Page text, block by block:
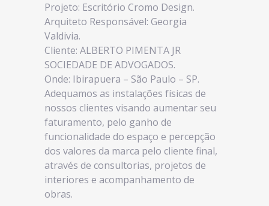
Projeto: Escritório Cromo Design.
Arquiteto Responsável: Georgia
Valdivia.
Cliente: ALBERTO PIMENTA JR
SOCIEDADE DE ADVOGADOS.
Onde: Ibirapuera – São Paulo – SP.
Adequamos as instalações físicas de
nossos clientes visando aumentar seu
faturamento, pelo ganho de
funcionalidade do espaço e percepção
dos valores da marca pelo cliente final,
através de consultorias, projetos de
interiores e acompanhamento de
obras.